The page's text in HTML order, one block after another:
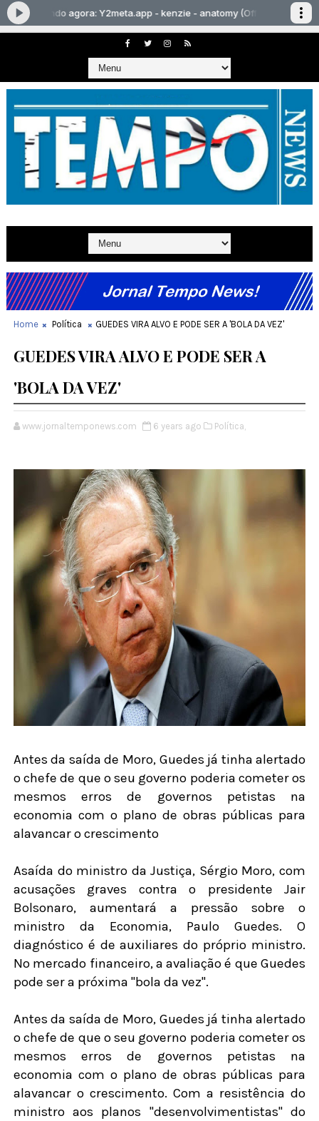
Home Política GUEDES VIRA ALVO E PODE SER A 'BOLA DA VEZ'
GUEDES VIRA ALVO E PODE SER A
'BOLA DA VEZ'
www.jornaltemponews.com 6 years ago Política,
Antes da saída de Moro, Guedes já tinha alertado
o chefe de que o seu governo poderia cometer os
mesmos erros de governos petistas na
economia com o plano de obras públicas para
alavancar o crescimento
Asaída do ministro da Justiça, Sérgio Moro, com
acusações graves contra o presidente Jair
Bolsonaro, aumentará a pressão sobre o
ministro da Economia, Paulo Guedes. O
diagnóstico é de auxiliares do próprio ministro.
No mercado financeiro, a avaliação é que Guedes
pode ser a próxima "bola da vez".
Antes da saída de Moro, Guedes já tinha alertado
o chefe de que o seu governo poderia cometer os
mesmos erros de governos petistas na
economia com o plano de obras públicas para
alavancar o crescimento. Com a resistência do
ministro aos planos "desenvolvimentistas" do